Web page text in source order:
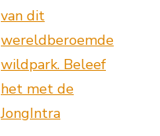
van dit
wereldberoemde
wildpark. Beleef
het met de
JongIntra